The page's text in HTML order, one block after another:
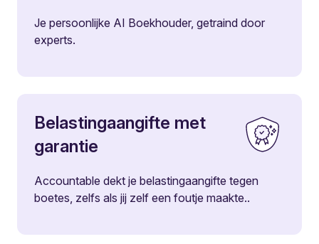
Je persoonlijke AI Boekhouder, getraind door
experts.
Belastingaangifte met
garantie
Accountable dekt je belastingaangifte tegen
boetes, zelfs als jij zelf een foutje maakte..